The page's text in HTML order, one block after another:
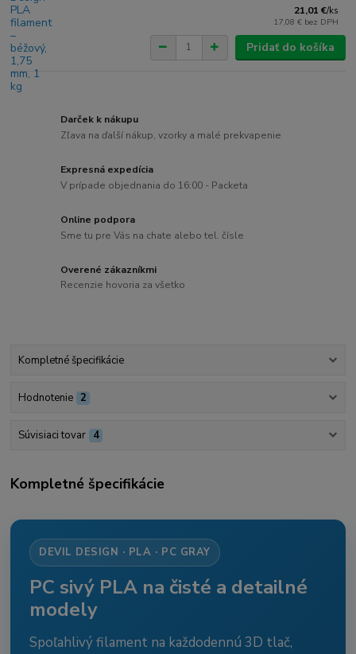
21,01 €/ks
17,08 € bez DPH
Pridať do košíka
Darček k nákupu
Zľava na ďalší nákup, vzorky a malé prekvapenie
Expresná expedícia
V prípade objednania do 16:00 - Packeta
Online podpora
Sme tu pre Vás na chate alebo tel. čísle
Overené zákazníkmi
Recenzie hovoria za všetko
Kompletné špecifikácie
Hodnotenie 2
Súvisiaci tovar 4
Kompletné špecifikácie
DEVIL DESIGN · PLA · PC GRAY
PC sivý PLA na čisté a detailné
modely
Spoľahlivý filament na každodennú 3D tlač,